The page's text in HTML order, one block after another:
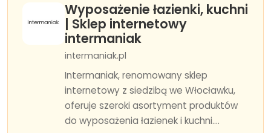
Wyposażenie łazienki, kuchni
| Sklep internetowy
intermaniak
intermaniak.pl
Intermaniak, renomowany sklep
internetowy z siedzibą we Włocławku,
oferuje szeroki asortyment produktów
do wyposażenia łazienek i kuchni....